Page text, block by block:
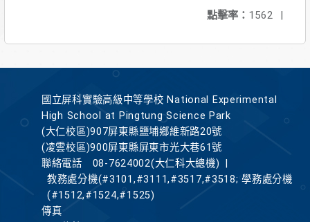
點擊率： 1562 |
國立屏科實驗高級中等學校 National Experimental
High School at Pingtung Science Park
(大仁校區)907屏東縣鹽埔鄉維新路20號
(凌雲校區)900屏東縣屏東市光大巷61號
聯絡電話
08-7624002(大仁科大總機)
教務處分機(#3101,#3111,#3517,#3518; 學務處分機
(#1512,#1524,#1525)
傳真